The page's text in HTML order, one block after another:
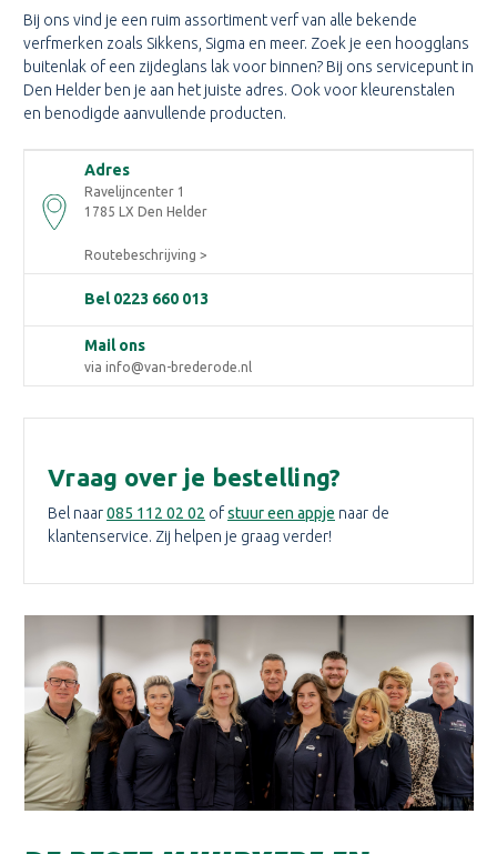
Bij ons vind je een ruim assortiment verf van alle bekende
verfmerken zoals Sikkens, Sigma en meer. Zoek je een hoogglans
buitenlak of een zijdeglans lak voor binnen? Bij ons servicepunt in
Den Helder ben je aan het juiste adres. Ook voor kleurenstalen
en benodigde aanvullende producten.
Adres
Ravelijncenter 1
1785 LX Den Helder
Routebeschrijving >
Bel 0223 660 013
Mail ons
via info@van-brederode.nl
Vraag over je bestelling?
Bel naar085 112 02 02 ofstuur een appje naar de
klantenservice. Zij helpen je graag verder!